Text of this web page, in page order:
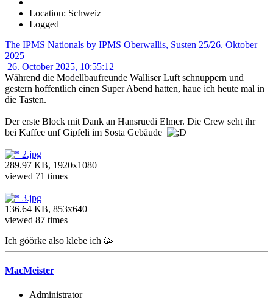
Location: Schweiz
Logged
The IPMS Nationals by IPMS Oberwallis, Susten 25/26. Oktober
2025
26. October 2025, 10:55:12
Während die Modellbaufreunde Walliser Luft schnuppern und
gestern hoffentlich einen Super Abend hatten, haue ich heute mal in
die Tasten.
Der erste Block mit Dank an Hansruedi Elmer. Die Crew seht ihr
bei Kaffee unf Gipfeli im Sosta Gebäude
2.jpg
289.97 KB, 1920x1080
viewed 71 times
3.jpg
136.64 KB, 853x640
viewed 87 times
Ich göörke also klebe ich 🥳
MacMeister
Administrator